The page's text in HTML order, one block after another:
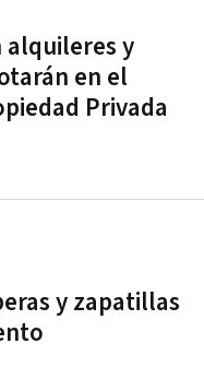
alquileres y
en el
Privada
y zapatillas